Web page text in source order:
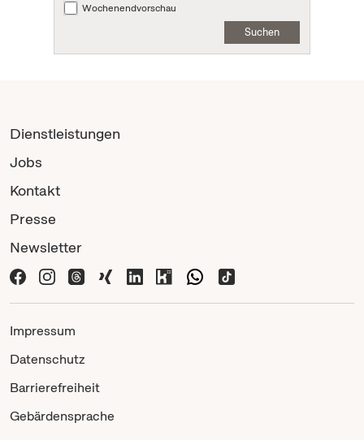
Wochenendvorschau
Suchen
Dienstleistungen
Jobs
Kontakt
Presse
Newsletter
Impressum
Datenschutz
Barrierefreiheit
Gebärdensprache